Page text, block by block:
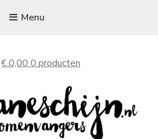
Menu
€ 0,00 0 producten